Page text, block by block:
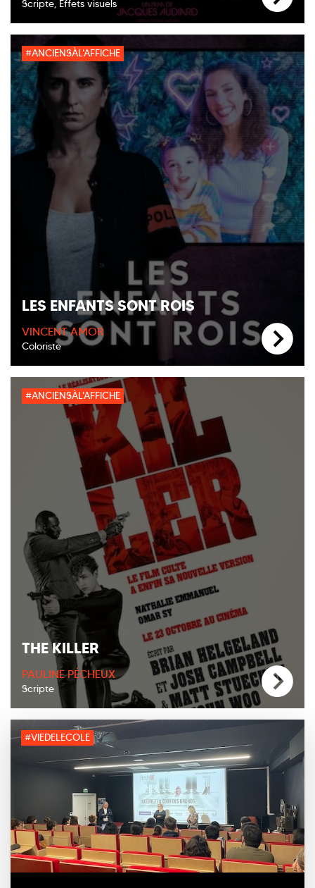
Scripte, Effets visuels
#ANCIENSÀL'AFFICHE
LES ENFANTS SONT ROIS
VINCENT AMOR
Coloriste
#ANCIENSÀL'AFFICHE
THE KILLER
PAULINE PÉCHEUX
Scripte
#VIEDELECOLE